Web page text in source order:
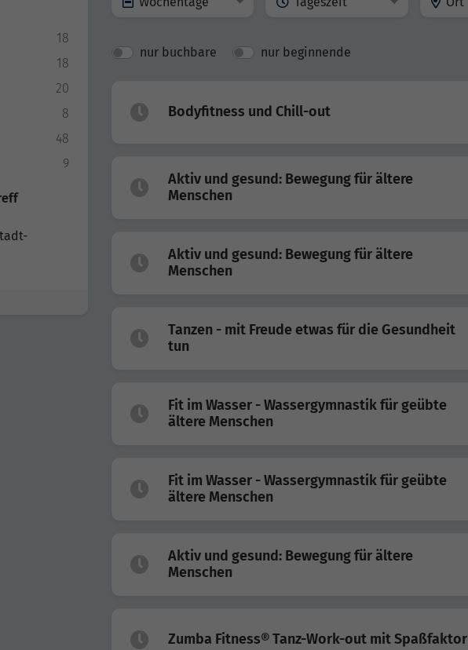
18
18
20
8
48
9
nur buchbare nur beginnende
Bodyfitness und Chill-out
Aktiv und gesund: Bewegung für ältere
Menschen
Aktiv und gesund: Bewegung für ältere
Menschen
Tanzen - mit Freude etwas für die Gesundheit
tun
Fit im Wasser - Wassergymnastik für geübte
ältere Menschen
Fit im Wasser - Wassergymnastik für geübte
ältere Menschen
Aktiv und gesund: Bewegung für ältere
Menschen
Zumba Fitness® Tanz-Work-out mit Spaßfaktor